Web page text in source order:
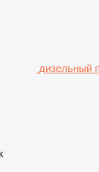
дизельный